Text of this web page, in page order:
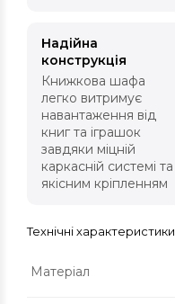
Надійна
конструкція
Книжкова шафа
легко витримує
навантаження від
книг та іграшок
завдяки міцній
каркасній системі та
якісним кріпленням
Технічні характеристики
Матеріал